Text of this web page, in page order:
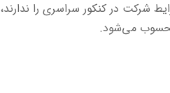
شرکت در کنکور سراسری را ندارند،
محسوب می‌شود.